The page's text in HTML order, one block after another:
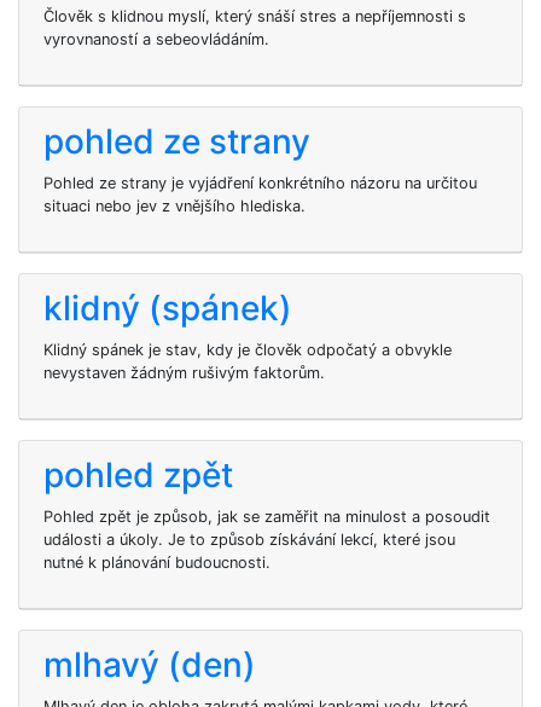
Člověk s klidnou myslí, který snáší stres a nepříjemnosti s
vyrovnaností a sebeovládáním.
pohled ze strany
Pohled ze strany je vyjádření konkrétního názoru na určitou
situaci nebo jev z vnějšího hlediska.
klidný (spánek)
Klidný spánek je stav, kdy je člověk odpočatý a obvykle
nevystaven žádným rušivým faktorům.
pohled zpět
Pohled zpět je způsob, jak se zaměřit na minulost a posoudit
události a úkoly. Je to způsob získávání lekcí, které jsou
nutné k plánování budoucnosti.
mlhavý (den)